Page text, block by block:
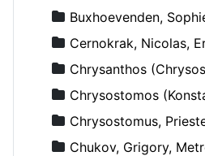
Buxhoevenden,
Cernokrak, Nicolas,
Chrysanthos
Chrysostomos
Chrysostomus,
Chukov, Grigory, Metropolit